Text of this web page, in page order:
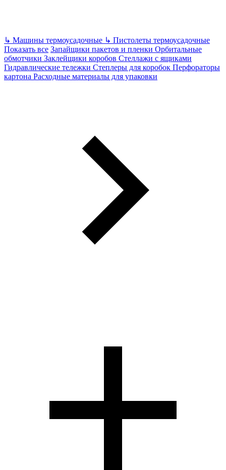
↳ Машины термоусадочные ↳ Пистолеты термоусадочные
Показать все Запайщики пакетов и пленки Орбитальные
обмотчики Заклейщики коробов Стеллажи с ящиками
Гидравлические тележки Степлеры для коробок Перфораторы
картона Расходные материалы для упаковки